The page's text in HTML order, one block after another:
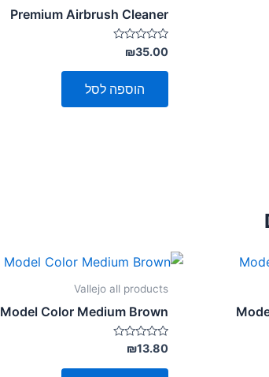
Premium Airbrush Cleaner
דורג
0
מתוך
₪35.00
הוספה לסל
Vallejo all products
Model Color Medium Brown
דורג
0
מתוך
₪13.80